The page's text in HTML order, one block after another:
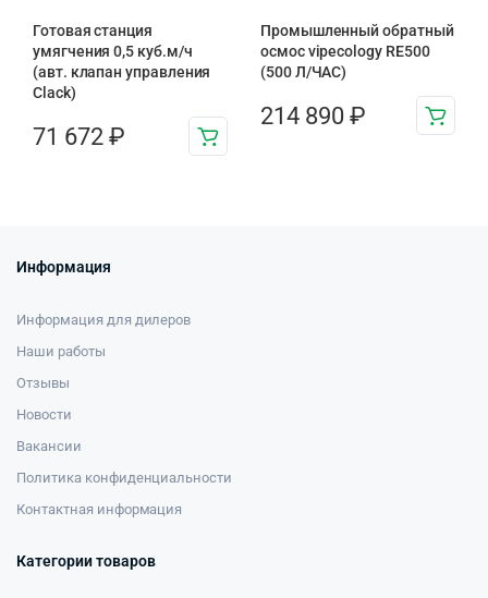
Готовая станция
умягчения 0,5 куб.м/ч
(авт. клапан управления
Clack)
71 672 ₽
Промышленный обратный
осмос vipecology RE500
(500 Л/ЧАС)
214 890 ₽
Информация
Информация для дилеров
Наши работы
Отзывы
Новости
Вакансии
Политика конфиденциальности
Контактная информация
Категории товаров